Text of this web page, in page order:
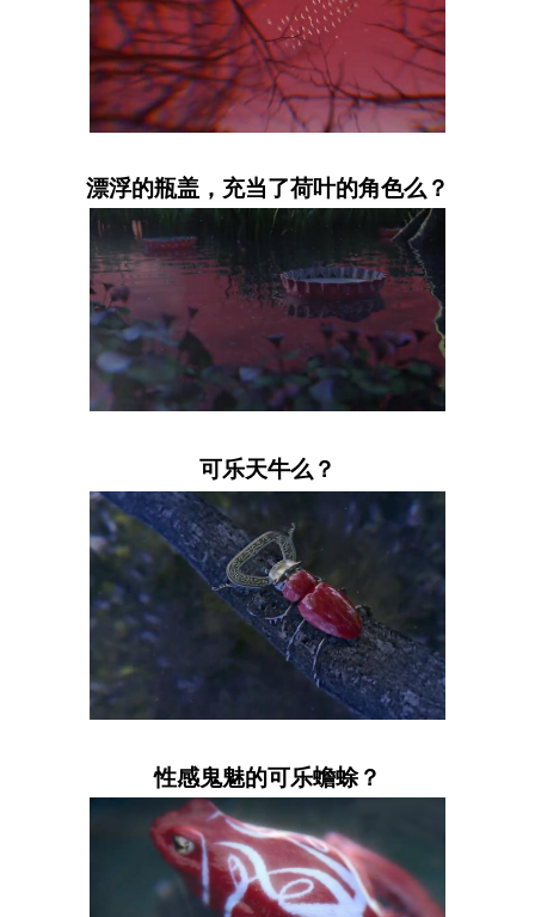
漂浮的瓶盖，充当了荷叶的角色么？
可乐天牛么？
性感鬼魅的可乐蟾蜍？